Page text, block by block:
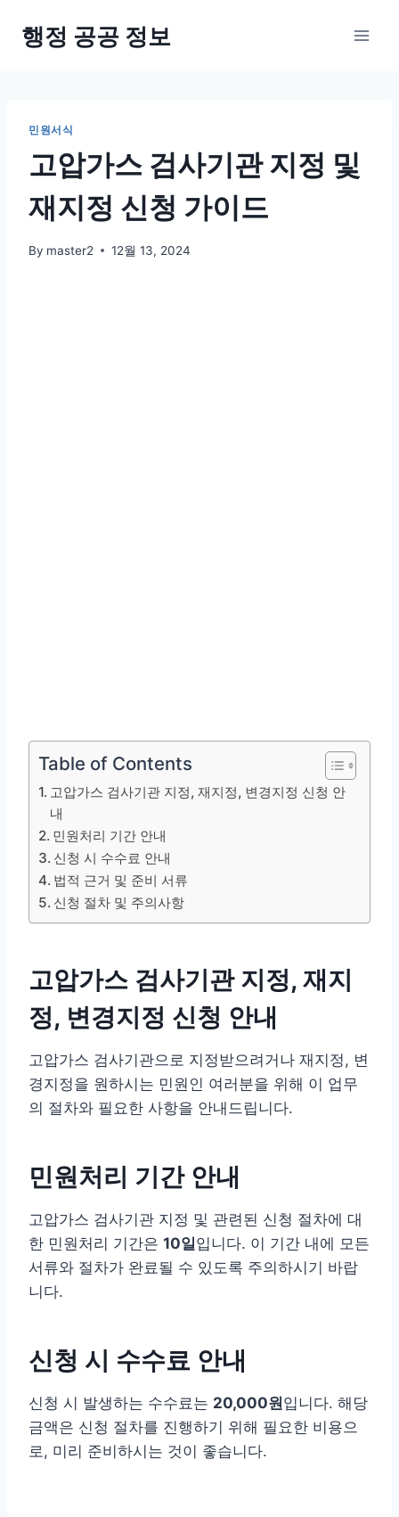
행정 공공 정보
민원서식
고압가스 검사기관 지정 및
재지정 신청 가이드
By master2 12월 13, 2024
Table of Contents
고압가스 검사기관 지정, 재지정, 변경지정 신청 안
내
민원처리 기간 안내
신청 시 수수료 안내
법적 근거 및 준비 서류
신청 절차 및 주의사항
고압가스 검사기관 지정, 재지
정, 변경지정 신청 안내
고압가스 검사기관으로 지정받으려거나 재지정, 변
경지정을 원하시는 민원인 여러분을 위해 이 업무
의 절차와 필요한 사항을 안내드립니다.
민원처리 기간 안내
고압가스 검사기관 지정 및 관련된 신청 절차에 대
한 민원처리 기간은 10일입니다. 이 기간 내에 모든
서류와 절차가 완료될 수 있도록 주의하시기 바랍
니다.
신청 시 수수료 안내
신청 시 발생하는 수수료는 20,000원입니다. 해당
금액은 신청 절차를 진행하기 위해 필요한 비용으
로, 미리 준비하시는 것이 좋습니다.